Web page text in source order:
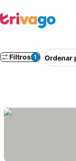
Filtros 1 Ordenar